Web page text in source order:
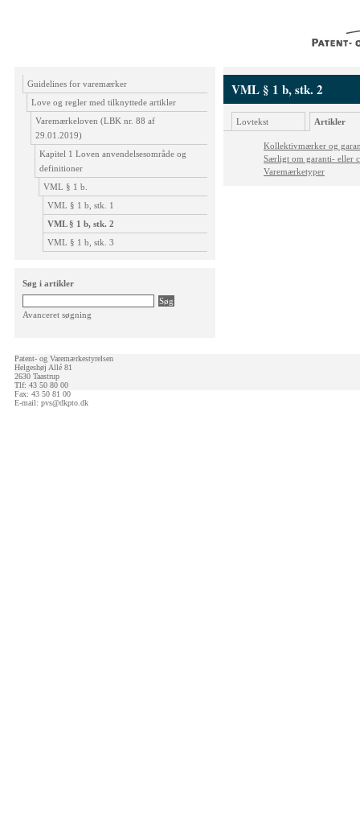
Guidelines for varemærker
Love og regler med tilknyttede artikler
Varemærkeloven (LBK nr. 88 af
29.01.2019)
Kapitel 1 Loven anvendelsesområde og
definitioner
VML § 1 b.
VML § 1 b, stk. 1
VML § 1 b, stk. 2
VML § 1 b, stk. 3
Søg i artikler
Avanceret søgning
VML § 1 b, stk. 2
Lovtekst Artikler
Kollektivmærker og
Særligt om garanti- eller
Varemærketyper
Patent- og Varemærkestyrelsen
Helgeshøj Allé 81
2630 Taastrup
Tlf: 43 50 80 00
Fax: 43 50 81 00
E-mail: pvs@dkpto.dk